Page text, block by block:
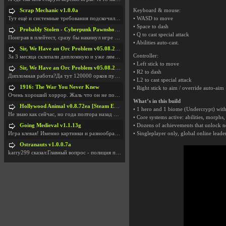
Keyboard & mouse:
• WASD to move
• Space to dash
• Q to cast special attack
• Abilities auto-cast.
Controller:
• Left stick to move
• R2 to dash
• L2 to cast special attack
• Right stick to aim / override auto-aim
What’s in this build
• 1 hero and 1 biome (Undercrypt)
• Core systems active: abilities,
• Dozens of achievements that unlock
• Singleplayer only, global online
Scrap Mechanic v1.0.0a
Тут ещё и системные требования подскочили. Если не
Probably Stolen - Cyberpunk Pawnshop Simulator v048c [Playtest]
Поиграв в плейтест, сразу бы накинул игре наивысши
Sir, We Have an Orc Problem v05.08.2026
За 3 месяца склепали дипломную и уже лям двести ба
Sir, We Have an Orc Problem v05.08.2026
Дипломная работа?Да тут 120000 орков путь выбирают
1916: The War You Never Knew
Очень хороший хоррор. Жаль что он не получил должн
Hollywood Animal v0.8.72ea [Steam Early Access]
Не знаю как сейчас, но года полтора назад игра был
Going Medieval v1.1.13g
Игра клевая! Именно картинки и разнообразия в стро
Ostranauts v1.0.0.7a
karry299 сказал:Главный вопрос - полиция по-прежне